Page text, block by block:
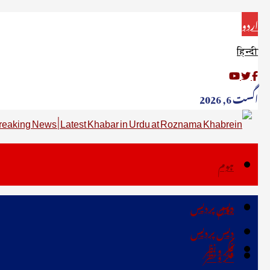
اردو
हिन्दी
اگست 6, 2026
ہوم
دیس پردیس
فکر ونظر
ہوم
دیس پردیس
فکر ونظر